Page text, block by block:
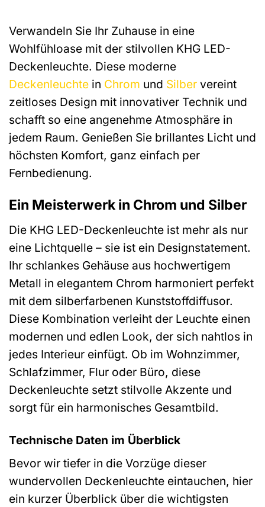
Verwandeln Sie Ihr Zuhause in eine
Wohlfühloase mit der stilvollen KHG LED-
Deckenleuchte. Diese moderne
Deckenleuchte in Chrom und Silber vereint
zeitloses Design mit innovativer Technik und
schafft so eine angenehme Atmosphäre in
jedem Raum. Genießen Sie brillantes Licht und
höchsten Komfort, ganz einfach per
Fernbedienung.
Ein Meisterwerk in Chrom und Silber
Die KHG LED-Deckenleuchte ist mehr als nur
eine Lichtquelle – sie ist ein Designstatement.
Ihr schlankes Gehäuse aus hochwertigem
Metall in elegantem Chrom harmoniert perfekt
mit dem silberfarbenen Kunststoffdiffusor.
Diese Kombination verleiht der Leuchte einen
modernen und edlen Look, der sich nahtlos in
jedes Interieur einfügt. Ob im Wohnzimmer,
Schlafzimmer, Flur oder Büro, diese
Deckenleuchte setzt stilvolle Akzente und
sorgt für ein harmonisches Gesamtbild.
Technische Daten im Überblick
Bevor wir tiefer in die Vorzüge dieser
wundervollen Deckenleuchte eintauchen, hier
ein kurzer Überblick über die wichtigsten